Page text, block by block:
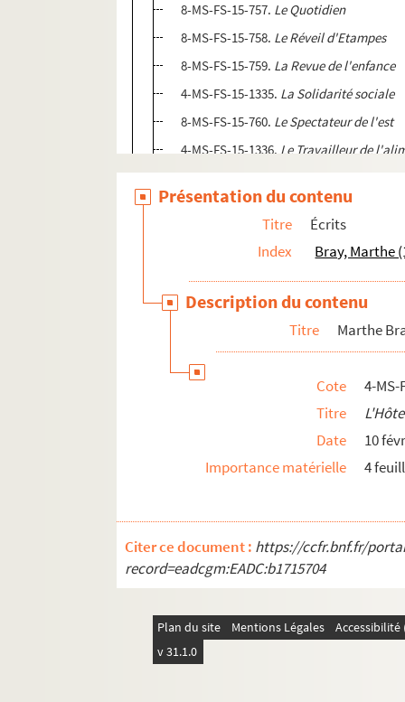
8-MS-FS-15-757. Le Quotidien
8-MS-FS-15-758. Le Réveil d'Etampes
8-MS-FS-15-759. La Revue de l'enfance
4-MS-FS-15-1335. La Solidarité sociale
8-MS-FS-15-760. Le Spectateur de l'est
4-MS-FS-15-1336. Le Travailleur de
4-MS-FS-15-1337.
4-MS-FS-15-1338. Journaux non
Ligue d'Action féminine pour le suffrage des
4-MS-FS-15-1357. Congrès international
4-MS-FS-15-1358. Travail des enfants dans
Travail des femmes
Biographie
Présentation du contenu
Titre
Écrits
Index
Bray, Marthe
Description du contenu
Titre Marthe
Cote
4-MS-
Titre
Date
10
Importance matérielle
4
Citer ce document : https://ccfr.bnf.fr/
record=eadcgm:EADC:b1715704
Plan du site Mentions Légales
v 31.1.0